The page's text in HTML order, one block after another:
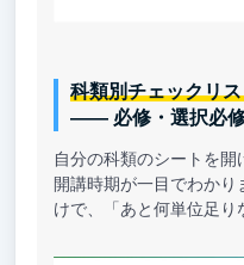
科類別チェックリ
—— 必修・選択必
自分の科類のシートを開
開講時期が一目でわか
けで、「あと何単位足り